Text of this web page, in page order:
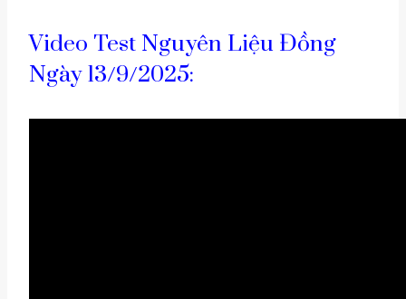
Video Test Nguyên Liệu Đồng
Ngày 13/9/2025: